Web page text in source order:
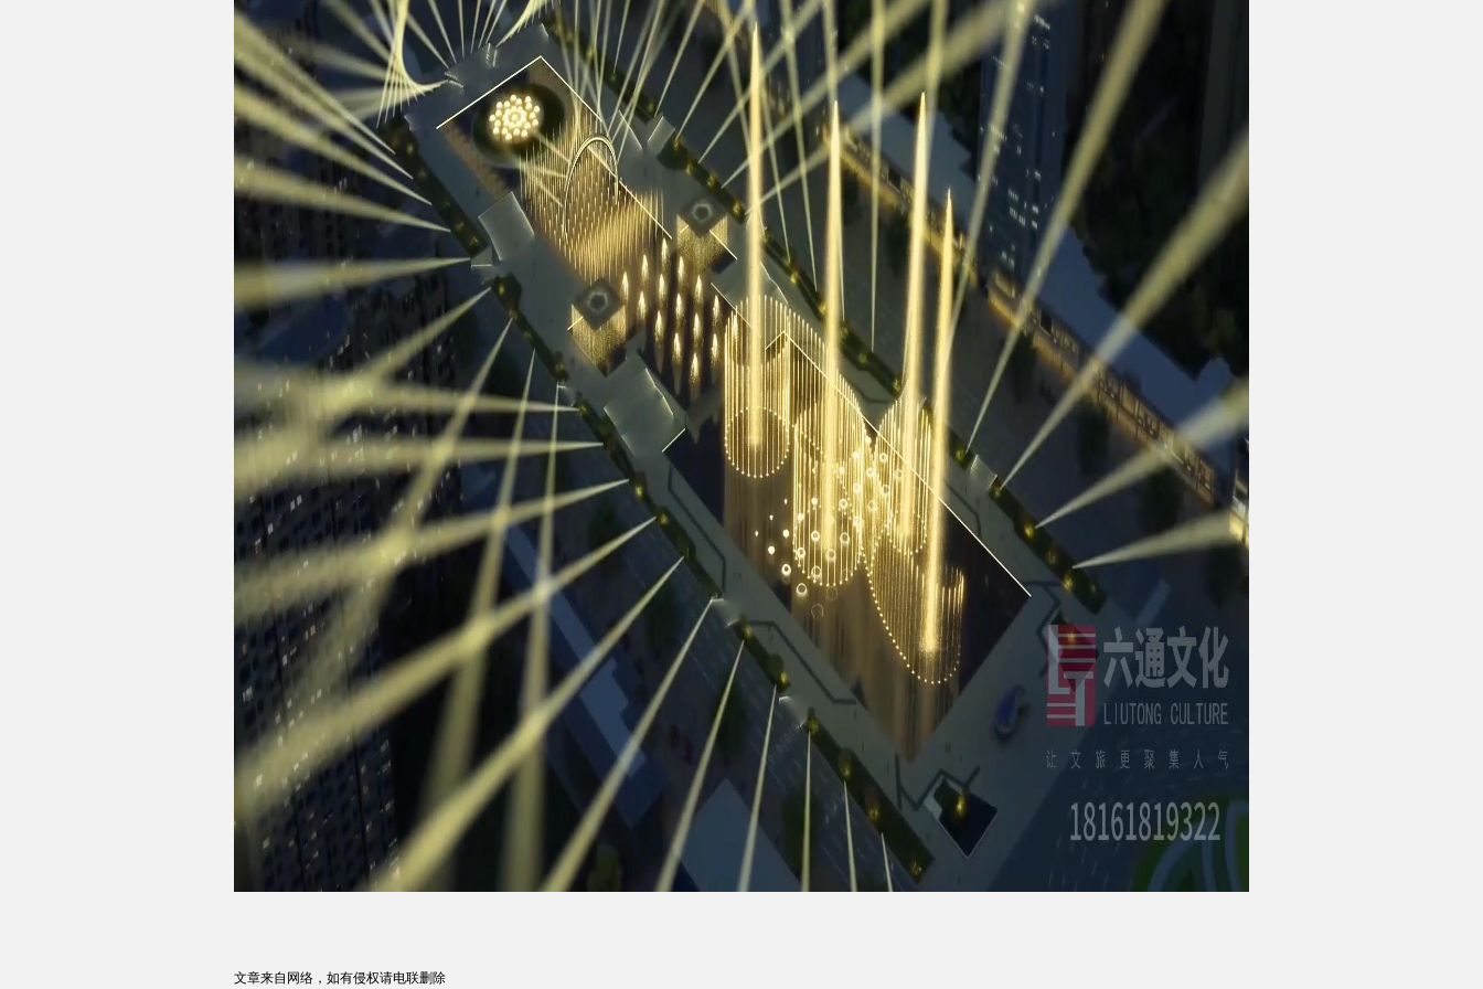
文章来自网络，如有侵权请电联删除